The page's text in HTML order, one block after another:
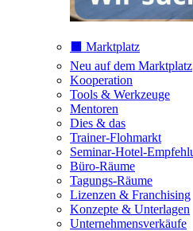
⬛️ Marktplatz
Neu auf dem Marktplatz
Kooperation
Tools & Werkzeuge
Mentoren
Dies & das
Trainer-Flohmarkt
Seminar-Hotel-
Büro-Räume
Tagungs-Räume
Lizenzen & Franchising
Konzepte & Unterlagen
Unternehmensverkäufe